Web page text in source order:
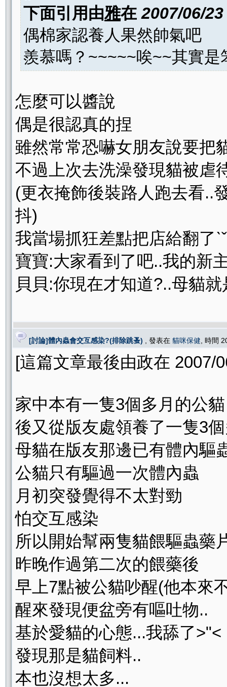
下面引用由雅在2007/06/
偶棉家認養人果然帥氣吧
羨慕嗎？~~~~~唉~~其實是
怎麼可以醬說
偶是很認真的捏
雖然常常恐嚇女朋友說要把
不過上次去洗澡發現貓被虐
(更衣掩飾後裝路人跑去看..
抖)
我當場抓狂差點把店給翻了
寶寶:大家看到了吧..我的新
貝貝:你現在才知道?..母貓
[討論]體內蟲會交互感染?(排除跳蚤) , 發表在 貓咪保健 , 時間
[這篇文章最後由政在 2007/
家中本有一隻3個多月的公貓
後又從版友處領養了一隻3
母貓在版友那邊已有體內驅
公貓只有驅過一次體內蟲
月初突發覺得不太對勁
怕交互感染
所以開始幫兩隻貓餵驅蟲藥
昨晚作過第二次的餵藥後
早上7點被公貓吵醒(他本來
醒來發現便盆旁有嘔吐物..
基於愛貓的心態...我舔了>"<
發現那是貓飼料..
本也沒想太多...